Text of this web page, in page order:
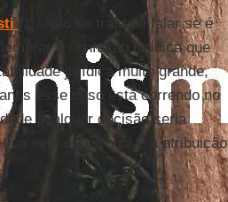
[1]. Não se trata de falar se é
a confusão jurídica que
jurídica muito grande,
esse caso está correndo no
qualquer decisão seria
sem saber qual é a atribuição